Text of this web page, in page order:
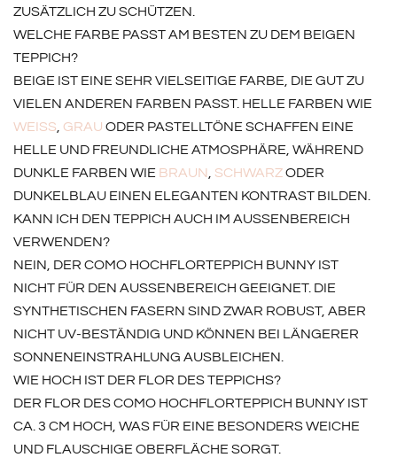
ZUSÄTZLICH ZU SCHÜTZEN.
WELCHE FARBE PASST AM BESTEN ZU DEM BEIGEN
TEPPICH?
BEIGE IST EINE SEHR VIELSEITIGE FARBE, DIE GUT ZU
VIELEN ANDEREN FARBEN PASST. HELLE FARBEN WIE
WEISS
GRAU ODER PASTELLTÖNE SCHAFFEN EINE
HELLE UND FREUNDLICHE ATMOSPHÄRE, WÄHREND
DUNKLE FARBEN WIE BRAUN SCHWARZODER
DUNKELBLAU EINEN ELEGANTEN KONTRAST BILDEN.
KANN ICH DEN TEPPICH AUCH IM AUSSENBEREICH V
ERWENDEN?
NEIN, DER COMO HOCHFLORTEPPICH BUNNY IST
NICHT FÜR DEN AUSSENBEREICH GEEIGNET. DIE S
YNTHETISCHEN FASERN SIND ZWAR ROBUST, ABER N
ICHT UV-BESTÄNDIG UND KÖNNEN BEI LÄNGERER S
ONNENEINSTRAHLUNG AUSBLEICHEN.
WIE HOCH IST DER FLOR DES TEPPICHS?
DER FLOR DES COMO HOCHFLORTEPPICH BUNNY IST
CA. 3 CM HOCH, WAS FÜR EINE BESONDERS WEICHE
UND FLAUSCHIGE OBERFLÄCHE SORGT.